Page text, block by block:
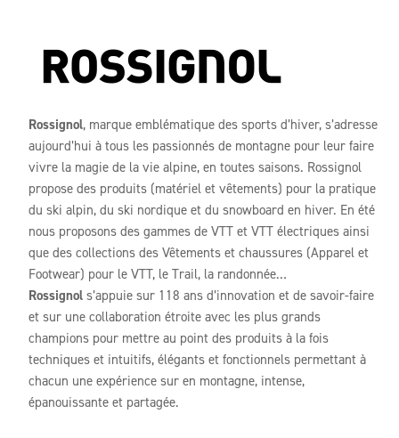
Rossignol, marque emblématique des sports d’hiver, s’adresse
aujourd’hui à tous les passionnés de montagne pour leur faire
vivre la magie de la vie alpine, en toutes saisons. Rossignol
propose des produits (matériel et vêtements) pour la pratique
du ski alpin, du ski nordique et du snowboard en hiver. En été
nous proposons des gammes de VTT et VTT électriques ainsi
que des collections des Vêtements et chaussures (Apparel et
Footwear) pour le VTT, le Trail, la randonnée…
Rossignol s’appuie sur 118 ans d’innovation et de savoir-faire
et sur une collaboration étroite avec les plus grands
champions pour mettre au point des produits à la fois
techniques et intuitifs, élégants et fonctionnels permettant à
chacun une expérience sur en montagne, intense,
épanouissante et partagée.